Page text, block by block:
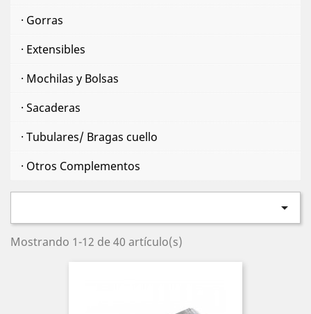
· Gorras
· Extensibles
· Mochilas y Bolsas
· Sacaderas
· Tubulares/ Bragas cuello
· Otros Complementos

Mostrando 1-12 de 40 artículo(s)